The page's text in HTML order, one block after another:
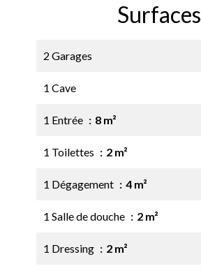
Surfaces
2 Garages
1 Cave
1 Entrée 8 m²
1 Toilettes 2 m²
1 Dégagement 4 m²
1 Salle de douche 2 m²
1 Dressing 2 m²